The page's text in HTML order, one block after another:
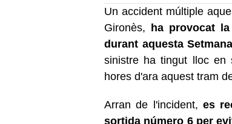
Un accident múltiple
Gironès, ha provocat
durant aquesta
sinistre ha tingut lloc en
hores d'ara aquest tram
Arran de l'incident,es
sortida número 6 per